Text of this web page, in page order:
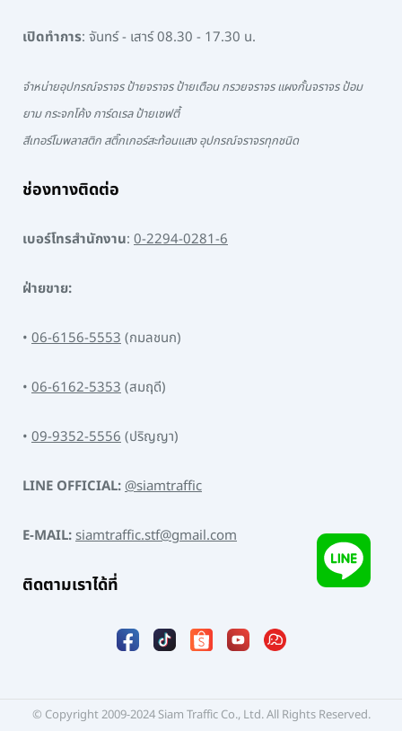
เปิดทำการ: จันทร์ - เสาร์ 08.30 - 17.30 น.
จำหน่ายอุปกรณ์จราจร ป้ายจราจร ป้ายเตือน กรวยจราจร แผงกั้นจราจร ป้อม
ยาม กระจกโค้ง การ์ดเรล ป้ายเซฟตี้
สีเทอร์โมพลาสติก สติ๊กเกอร์สะท้อนแสง อุปกรณ์จราจรทุกชนิด
ช่องทางติดต่อ
เบอร์โทรสำนักงาน: 0-2294-0281-6
ฝ่ายขาย:
• 06-6156-5553(กมลชนก)
• 06-6162-5353(สมฤดี)
• 09-9352-5556(ปริญญา)
LINE OFFICIAL:@siamtraffic
E-MAIL:siamtraffic.stf@gmail.com
ติดตามเราได้ที่
© Copyright 2009-2024 Siam Traffic Co., Ltd. All Rights Reserved.